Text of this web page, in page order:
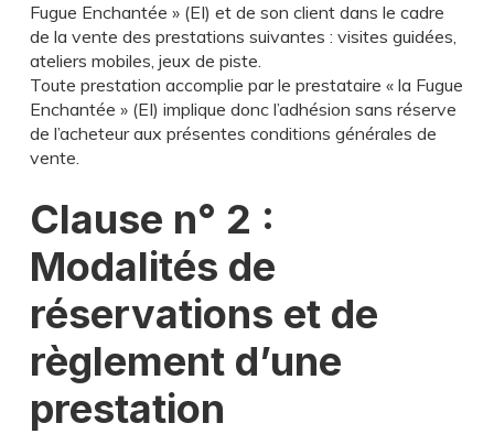
Fugue Enchantée » (EI) et de son client dans le cadre
de la vente des prestations suivantes : visites guidées,
ateliers mobiles, jeux de piste.
Toute prestation accomplie par le prestataire « la Fugue
Enchantée » (EI) implique donc l’adhésion sans réserve
de l’acheteur aux présentes conditions générales de
vente.
Clause n° 2 :
Modalités de
réservations et de
règlement d’une
prestation